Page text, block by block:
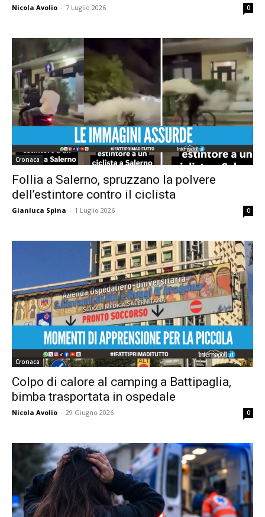
Nicola Avolio - 7 Luglio 2026 0
Cronaca
Follia a Salerno, spruzzano la polvere
dell’estintore contro il ciclista
Gianluca Spina - 1 Luglio 2026 0
Cronaca
Colpo di calore al camping a Battipaglia,
bimba trasportata in ospedale
Nicola Avolio - 29 Giugno 2026 0